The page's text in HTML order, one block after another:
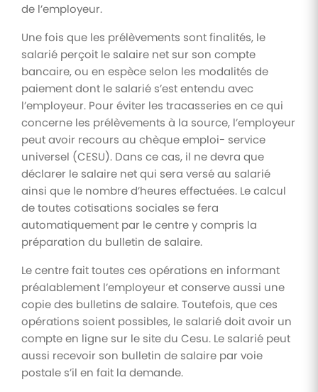
de l’employeur.
Une fois que les prélèvements sont finalités, le
salarié perçoit le salaire net sur son compte
bancaire, ou en espèce selon les modalités de
paiement dont le salarié s’est entendu avec
l’employeur. Pour éviter les tracasseries en ce qui
concerne les prélèvements à la source, l’employeur
peut avoir recours au chèque emploi- service
universel (CESU). Dans ce cas, il ne devra que
déclarer le salaire net qui sera versé au salarié
ainsi que le nombre d’heures effectuées. Le calcul
de toutes cotisations sociales se fera
automatiquement par le centre y compris la
préparation du bulletin de salaire.
Le centre fait toutes ces opérations en informant
préalablement l’employeur et conserve aussi une
copie des bulletins de salaire. Toutefois, que ces
opérations soient possibles, le salarié doit avoir un
compte en ligne sur le site du Cesu. Le salarié peut
aussi recevoir son bulletin de salaire par voie
postale s’il en fait la demande.